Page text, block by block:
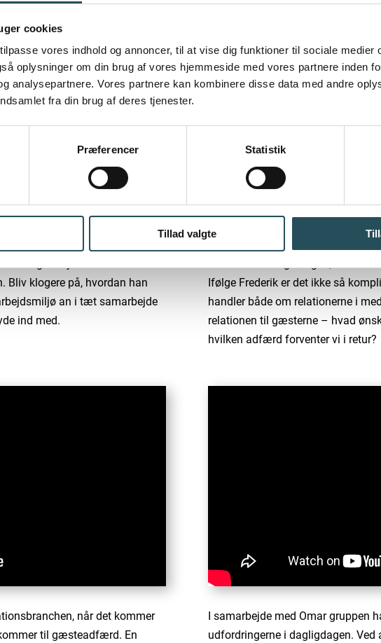
cookies
vores indhold og annoncer, til at vise dig funktioner til sociale medier
oplysninger om din brug af vores hjemmeside med vores partnere inden
analysepartnere. Vores partnere kan kombinere disse data med andre
fra din brug af deres tjenester.
Præferencer Statistik
Tillad valgte
og arbejder med
Bliv klogere på, hvordan han
an i tæt samarbejde
ind med.
Hvad skal der egentlig til, for at
Ifølge Frederik er det ikke så
handler både om relationerne i
relationen til gæsterne – hvad
hvilken adfærd forventer vi i retur?
når det kommer
til gæsteadfærd. En
I samarbejde med Omar gruppen
udfordringerne i dagligdagen.